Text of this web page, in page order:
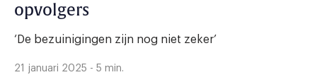
opvolgers
‘De bezuinigingen zijn nog niet zeker’
21 januari 2025 - 5 min.